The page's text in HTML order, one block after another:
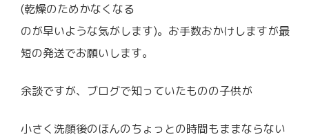
(乾燥のためかなくなる
のが早いような気がします)。お手数おかけしますが最
短の発送でお願いします。
余談ですが、ブログで知っていたものの子供が
小さく洗顔後のほんのちょっとの時間もままならない